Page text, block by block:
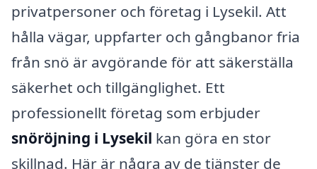
privatpersoner och företag i Lysekil. Att
hålla vägar, uppfarter och gångbanor fria
från snö är avgörande för att säkerställa
säkerhet och tillgänglighet. Ett
professionellt företag som erbjuder
snöröjning i Lysekil kan göra en stor
skillnad. Här är några av de tjänster de